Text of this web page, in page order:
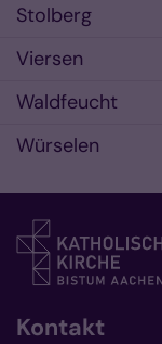
Stolberg
Viersen
Waldfeucht
Würselen
Kontakt